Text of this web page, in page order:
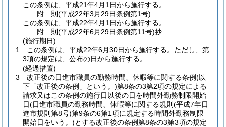
この条例は、平成21年4月1日から施行する。
附 則(平成22年3月29日条例第1号)
この条例は、平成22年4月1日から施行する。
附 則(平成22年6月29日条例第11号)抄
(施行期日)
1
この条例は、平成22年6月30日から施行する。 ただし、第
3項の規定は、公布の日から施行する。
(経過措置)
3
改正後の日進市職員の勤務時間、休暇等に関する条例(以
下「改正後の条例」という。)第8条の3第2項の規定による
請求又はこの条例の施行日以後の日を時間外勤務制限開始
日(日進市職員の勤務時間、休暇等に関する規則 (平成7年日
進市規則第8号)第9条の6第1項に規定する時間外勤務制限
開始日をいう。)とする改正後の条例第8条の3第3項の規定